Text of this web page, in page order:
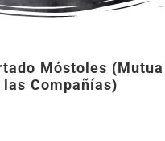
Móstoles
Compañías)